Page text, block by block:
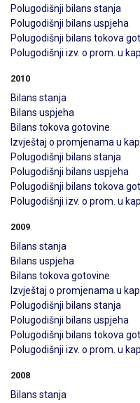
Polugodišnji bilans stanja
Polugodišnji bilans uspjeha
Polugodišnji bilans tokova
Polugodišnji izv. o prom. u
2010
Bilans stanja
Bilans uspjeha
Bilans tokova gotovine
Izvještaj o promjenama u
Polugodišnji bilans stanja
Polugodišnji bilans uspjeha
Polugodišnji bilans tokova
Polugodišnji izv. o prom. u
2009
Bilans stanja
Bilans uspjeha
Bilans tokova gotovine
Izvještaj o promjenama u
Polugodišnji bilans stanja
Polugodišnji bilans uspjeha
Polugodišnji bilans tokova
Polugodišnji izv. o prom. u
2008
Bilans stanja